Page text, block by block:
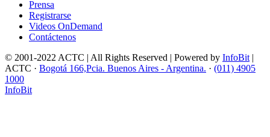
Prensa
Registrarse
Videos OnDemand
Contáctenos
© 2001-2022 ACTC | All Rights Reserved | Powered by InfoBit |
ACTC · Bogotá 166,Pcia. Buenos Aires - Argentina. · (011) 4905
1000
InfoBit